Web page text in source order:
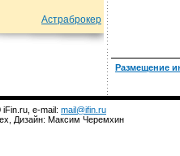
Астраброкер
Размещение
iFin.ru, e-mail: mail@ifin.ru
Дизайн: Максим Черемхин